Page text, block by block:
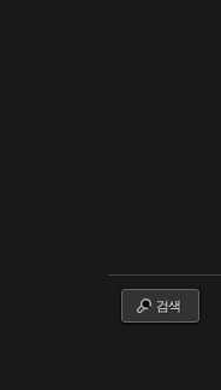
검색